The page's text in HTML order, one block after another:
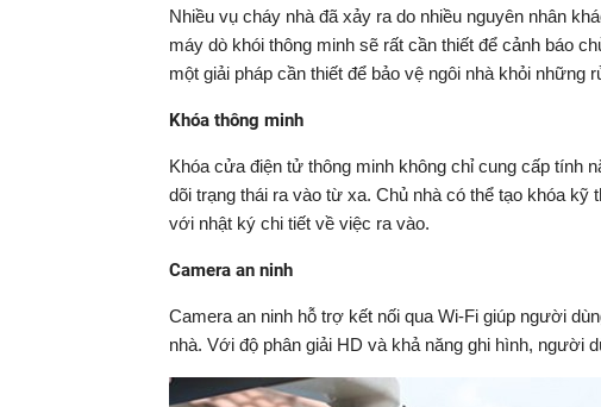
Nhiều vụ cháy nhà đã xảy ra do nhiều nguyên nhân
máy dò khói thông minh sẽ rất cần thiết để cảnh báo
một giải pháp cần thiết để bảo vệ ngôi nhà khỏi những
Khóa thông minh
Khóa cửa điện tử thông minh không chỉ cung cấp tính
dõi trạng thái ra vào từ xa. Chủ nhà có thể tạo khóa
với nhật ký chi tiết về việc ra vào.
Camera an ninh
Camera an ninh hỗ trợ kết nối qua Wi-Fi giúp người
nhà. Với độ phân giải HD và khả năng ghi hình, người